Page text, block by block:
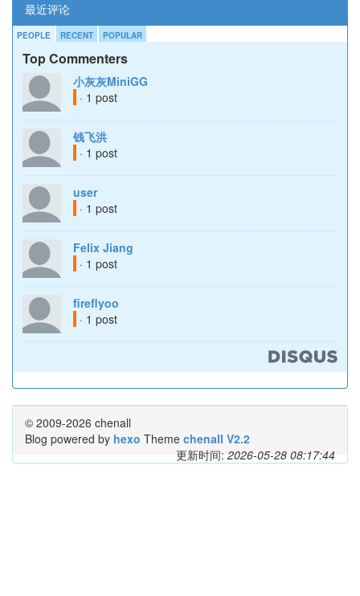
最近评论
PEOPLE RECENT POPULAR
Top Commenters
小灰灰MiniGG
· 1 post
钱飞洪
· 1 post
user
· 1 post
Felix Jiang
· 1 post
fireflyoo
· 1 post
© 2009-2026 chenall
Blog powered by hexo Theme chenall V2.2
更新时间: 2026-05-28 08:17:44